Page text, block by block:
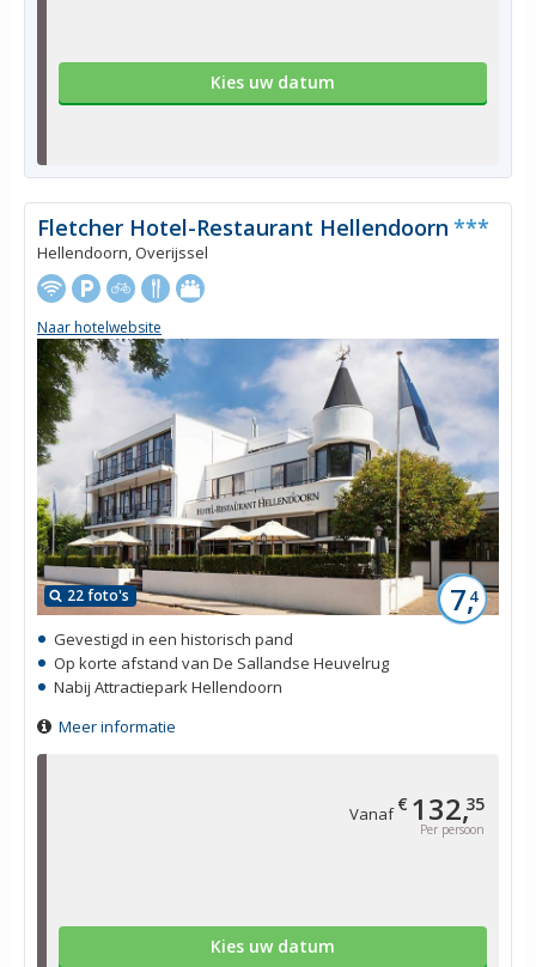
Kies uw datum
Vanaf€ 132,35
Per persoon
Kies uw datum
22 foto's 7,4
Fletcher Hotel-Restaurant Hellendoorn ***
Hellendoorn, Overijssel
Naar hotelwebsite
Gevestigd in een historisch pand
Op korte afstand van De Sallandse Heuvelrug
Nabij Attractiepark Hellendoorn
Meer informatie